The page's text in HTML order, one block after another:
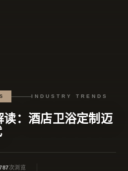
INDUSTRY TRENDS
读：酒店卫浴定制迈
次浏览